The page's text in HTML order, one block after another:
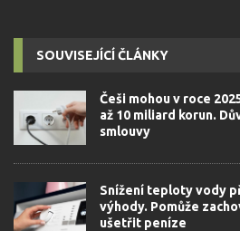
SOUVISEJÍCÍ ČLÁNKY
Češi mohou v roce
až 10 miliard korun.
smlouvy
Snížení teploty vody
výhody. Pomůže
ušetřit peníze